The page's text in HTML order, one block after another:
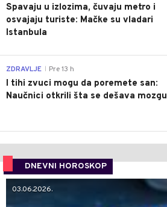
Spavaju u izlozima, čuvaju metro i
osvajaju turiste: Mačke su vladari
Istanbula
ZDRAVLJE Pre 13 h
I tihi zvuci mogu da poremete san:
Naučnici otkrili šta se dešava mozgu
DNEVNI HOROSKOP
03.06.2026.